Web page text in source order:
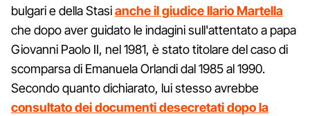
bulgari e della Stasianche il giudice Ilario Martella
che dopo aver guidato le indagini sull'attentato a papa
Giovanni Paolo II, nel 1981, è stato titolare del caso di
scomparsa di Emanuela Orlandi dal 1985 al 1990.
Secondo quanto dichiarato, lui stesso avrebbe
consultato dei documenti desecretati dopo la